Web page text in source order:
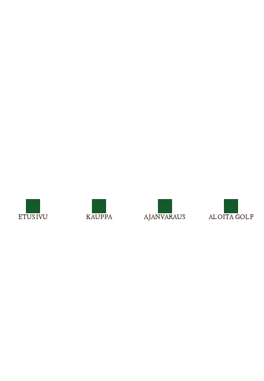
ETUSIVU KAUPPA AJANVARAUS ALOITA GOLF